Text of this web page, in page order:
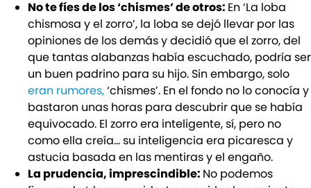
No te fíes de los ‘chismes’ de otros: En ‘La loba
chismosa y el zorro’, la loba se dejó llevar por las
opiniones de los demás y decidió que el zorro, del
que tantas alabanzas había escuchado, podría ser
un buen padrino para su hijo. Sin embargo, solo
eran rumores,‘chismes’. En el fondo no lo conocía y
bastaron unas horas para descubrir que se había
equivocado. El zorro era inteligente, sí, pero no
como ella creía… su inteligencia era picaresca y
astucia basada en las mentiras y el engaño.
La prudencia, imprescindible: No podemos